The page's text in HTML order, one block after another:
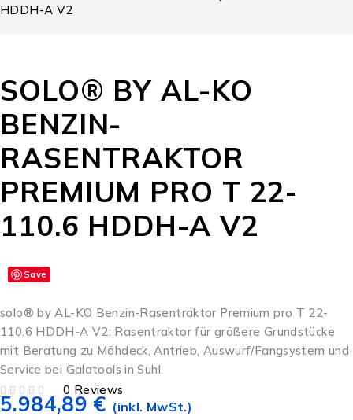
HDDH-A V2
SOLO® BY AL-KO
BENZIN-
RASENTRAKTOR
PREMIUM PRO T 22-
110.6 HDDH-A V2
Save
0 Reviews
5.984,89 € (inkl. MwSt.)
solo® by AL-KO Benzin-Rasentraktor Premium pro T 22-
110.6 HDDH-A V2: Rasentraktor für größere Grundstücke
mit Beratung zu Mähdeck, Antrieb, Auswurf/Fangsystem und
Service bei Galatools in Suhl.